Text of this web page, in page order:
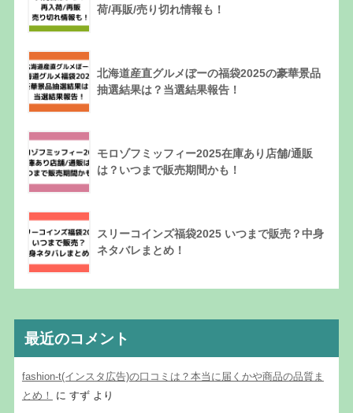
荷/再販/売り切れ情報も！
北海道産直グルメぼーの福袋2025の豪華景品
抽選結果は？当選結果報告！
モロゾフミッフィー2025在庫あり店舗/通販
は？いつまで販売期間かも！
スリーコインズ福袋2025 いつまで販売？中身
ネタバレまとめ！
最近のコメント
fashion-t(インスタ広告)の口コミは？本当に届くかや商品の品質ま
とめ！
に すずより